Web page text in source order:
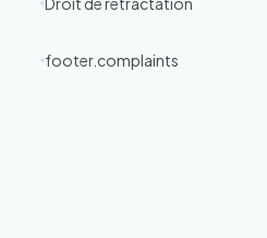
footer.complaints